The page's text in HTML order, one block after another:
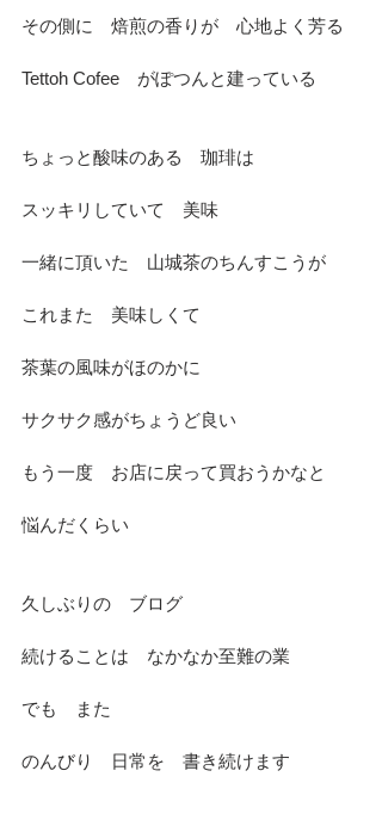
その側に　焙煎の香りが　心地よく芳る
Tettoh Cofee　がぽつんと建っている
ちょっと酸味のある　珈琲は
スッキリしていて　美味
一緒に頂いた　山城茶のちんすこうが
これまた　美味しくて
茶葉の風味がほのかに
サクサク感がちょうど良い
もう一度　お店に戻って買おうかなと
悩んだくらい
久しぶりの　ブログ
続けることは　なかなか至難の業
でも　また
のんびり　日常を　書き続けます